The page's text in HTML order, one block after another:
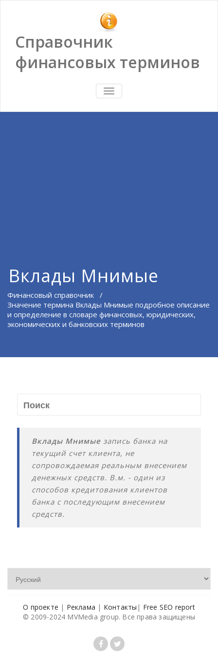
Справочник
финансовых терминов
ПОКАЗАТЬ/
СКРЫТЬ
Вклады Мнимые
Финансовый справочник /
Значение термина Вклады Мнимые подробное описание
и определение в словаре финансовых, юридических,
экономических и банковских терминов
Вклады Мнимые запись банка на
текущий счет клиента, не
сопровождаемая реальным внесением
денежных средств. В.м. - один из
способов кредитования клиентов
банка с последующим внесением
средств.
О проекте | Реклама | Контакты | Free SEO report
© 2009-2024 MVMedia group. Все права защищены